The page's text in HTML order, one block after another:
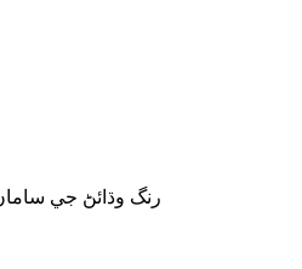
رنگ وڌائڻ جي